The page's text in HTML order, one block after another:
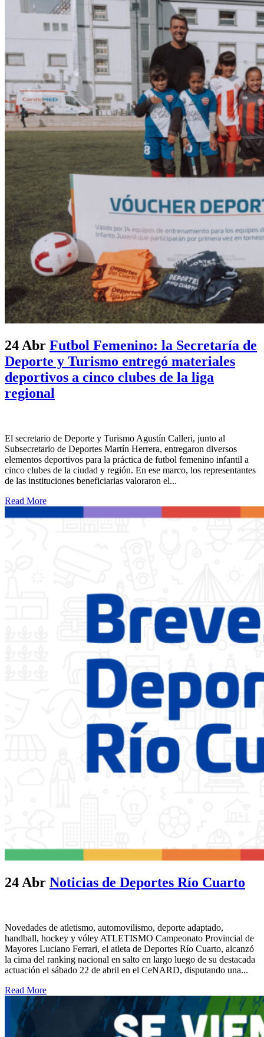
24 Abr Futbol Femenino: la Secretaría de
Deporte y Turismo entregó materiales
deportivos a cinco clubes de la liga
regional
El secretario de Deporte y Turismo Agustín Calleri, junto al
Subsecretario de Deportes Martín Herrera, entregaron diversos
elementos deportivos para la práctica de futbol femenino infantil a
cinco clubes de la ciudad y región. En ese marco, los representantes
de las instituciones beneficiarias valoraron el...
Read More
24 Abr Noticias de Deportes Río Cuarto
Novedades de atletismo, automovilismo, deporte adaptado,
handball, hockey y vóley ATLETISMO Campeonato Provincial de
Mayores Luciano Ferrari, el atleta de Deportes Río Cuarto, alcanzó
la cima del ranking nacional en salto en largo luego de su destacada
actuación el sábado 22 de abril en el CeNARD, disputando una...
Read More